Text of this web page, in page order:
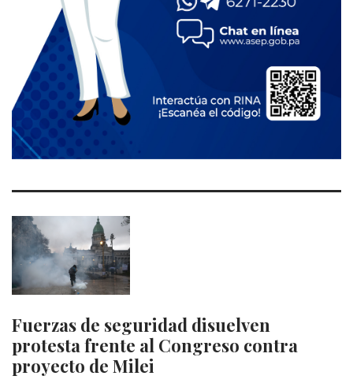
Fuerzas de seguridad disuelven
protesta frente al Congreso contra
proyecto de Milei